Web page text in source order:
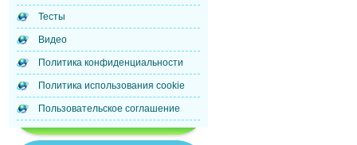
Тесты
Видео
Политика конфиденциальности
Политика использования cookie
Пользовательское соглашение